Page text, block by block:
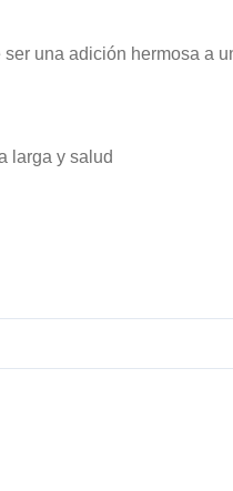
una adición hermosa a
larga y salud